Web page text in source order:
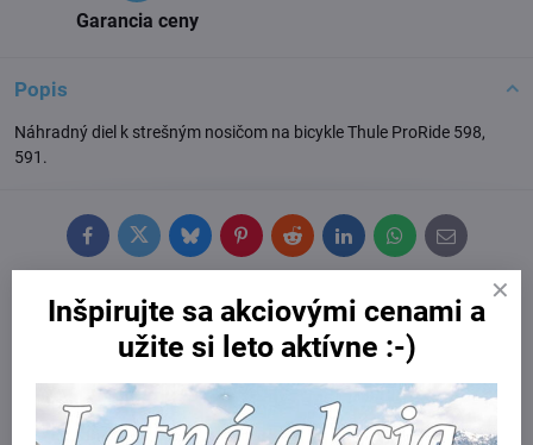
Garancia ceny
Popis
Náhradný diel k strešným nosičom na bicykle Thule ProRide 598,
591.
FacebookTwitterBlueskyPinterestRedditLinkedInWhatsApp
E-
mail
Potrebujete poradiť?
obchod​@northline​.sk
Inšpirujte sa akciovými cenami a
užite si leto aktívne :-)